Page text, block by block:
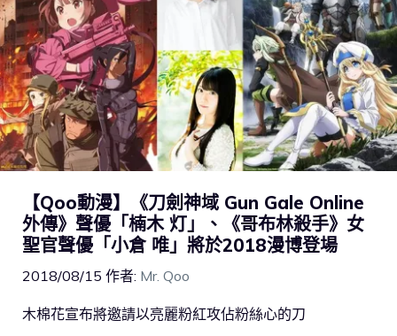
【Qoo動漫】《刀劍神域 Gun Gale Online
外傳》聲優「楠木 灯」、《哥布林殺手》女
聖官聲優「小倉 唯」將於2018漫博登場
2018/08/15 作者: Mr. Qoo
木棉花宣布將邀請以亮麗粉紅攻佔粉絲心的刀